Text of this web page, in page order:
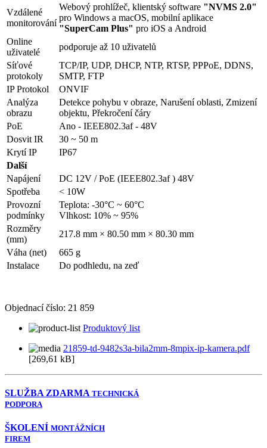
Vzdálené
monitorování
Webový prohlížeč, klientský software "NVMS 2.0"
pro Windows a macOS, mobilní aplikace
"SuperCam Plus" pro iOS a Android
Online
uživatelé
podporuje až 10 uživatelů
Síťové
protokoly
TCP/IP, UDP, DHCP, NTP, RTSP, PPPoE, DDNS,
SMTP, FTP
IP Protokol
ONVIF
Analýza
obrazu
Detekce pohybu v obraze, Narušení oblasti, Zmizení
objektu, Překročení čáry
PoE
Ano - IEEE802.3af - 48V
Dosvit IR
30 ~ 50 m
Krytí IP
IP67
Další
Napájení
DC 12V / PoE (IEEE802.3af ) 48V
Spotřeba
< 10W
Provozní
podmínky
Teplota: -30°C ~ 60°C
Vlhkost: 10% ~ 95%
Rozměry
(mm)
217.8 mm × 80.50 mm × 80.30 mm
Váha (net)
665 g
Instalace
Do podhledu, na zeď
Objednací číslo: 21 859
Produktový list
21859-td-9482s3a-bila2mm-8mpix-ip-kamera.pdf
[269,61 kB]
SLUŽBA ZDARMA TECHNICKÁ
PODPORA
ŠKOLENÍ MONTÁŽNÍCH
FIREM